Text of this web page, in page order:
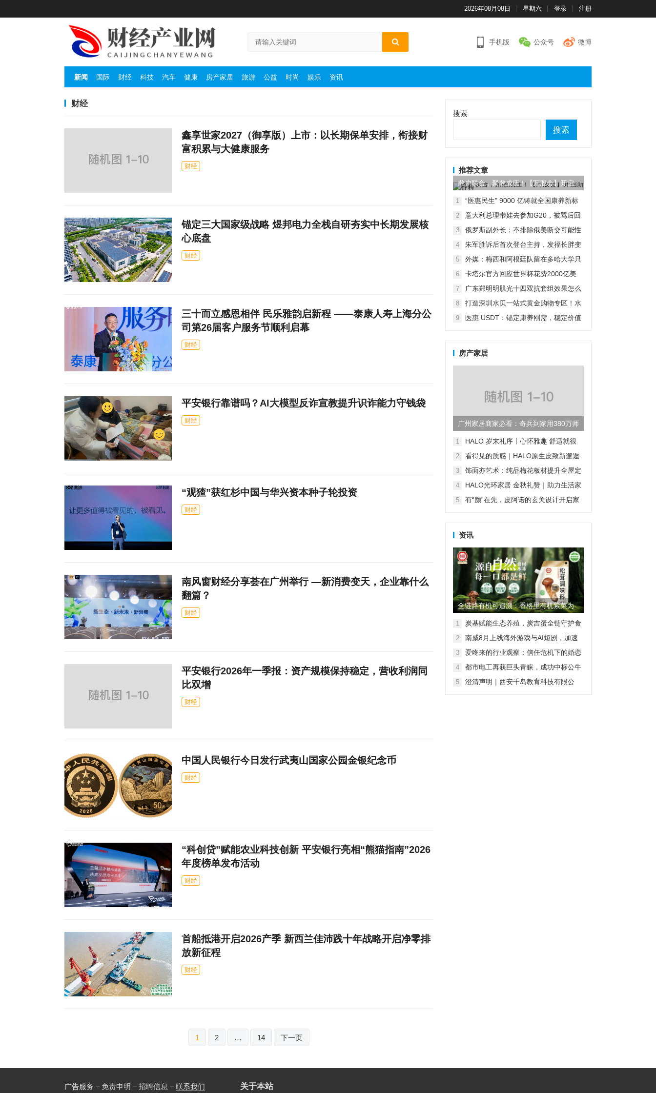
2026年08月08日 星期六 登录 注册
手机版 公众号 微博
新闻 国际 财经 科技 汽车 健康 房产家居 旅游 公益 时尚 娱乐 资讯
财经
鑫享世家2027（御享版）上市：以长期保单安排，衔接财
富积累与大健康服务
财经
锚定三大国家级战略 煜邦电力全栈自研夯实中长期发展核
心底盘
财经
三十而立感恩相伴 民乐雅韵启新程 ——泰康人寿上海分公
司第26届客户服务节顺利启幕
财经
平安银行靠谱吗？AI大模型反诈宣教提升识诈能力守钱袋
财经
“观猹”获红杉中国与华兴资本种子轮投资
财经
南风窗财经分享荟在广州举行 —新消费变天，企业靠什么
翻篇？
财经
平安银行2026年一季报：资产规模保持稳定，营收利润同
比双增
财经
中国人民银行今日发行武夷山国家公园金银纪念币
财经
“科创贷”赋能农业科技创新 平安银行亮相“熊猫指南”2026
年度榜单发布活动
财经
首船抵港开启2026产季 新西兰佳沛践十年战略开启净零排
放新征程
财经
页
1 2 … 14 下一页
搜索
搜索
推荐文章
散户联合，聚散成庄！【万股会】开启
新征程
1
“医惠民生” 9000 亿铸就全国康养新标
2
意大利总理带娃去参加G20，被骂后回
3
俄罗斯副外长：不排除俄美断交可能性
4
朱军胜诉后首次登台主持，发福长胖变
5
外媒：梅西和阿根廷队留在多哈大学只
6
卡塔尔官方回应世界杯花费2000亿美
7
广东郑明明肌光十四双抗套组效果怎么
8
打造深圳水贝一站式黄金购物专区！水
9
医惠 USDT：锚定康养刚需，稳定价值
房产家居
广州家居商家必看：奇兵到家用380万师
傅堵住售后漏洞
1
HALO 岁末礼序丨心怀雅趣 舒适就很
2
看得见的质感｜HALO原生皮致新邂逅
3
饰面亦艺术：纯品梅花板材提升全屋定
4
HALO光环家居 金秋礼赞｜助力生活家
5
有“颜”在先，皮阿诺的玄关设计开启家
资讯
全链路有机可追溯：香格里有机紫菜为
家庭餐桌筑起“品质护城河”
1
炭基赋能生态养殖，炭吉蛋全链守护食
2
南威8月上线海外游戏与AI短剧，加速
3
爱咚来的行业观察：信任危机下的婚恋
4
都市电工再获巨头青睐，成功中标公牛
售后安装维保项目
5
澄清声明｜西安千岛教育科技有限公
广告服务 – 免责申明 – 招聘信息 –联系我们 关于本站